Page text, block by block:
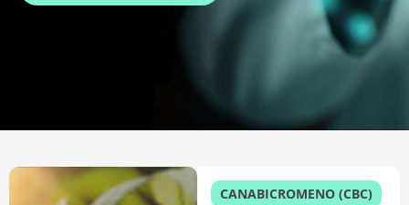
CANABICROMENO (CBC)